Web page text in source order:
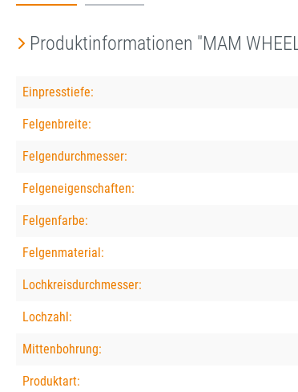
Produktinformationen "MAM
Einpresstiefe:
Felgenbreite:
Felgendurchmesser:
Felgeneigenschaften:
Felgenfarbe:
Felgenmaterial:
Lochkreisdurchmesser:
Lochzahl:
Mittenbohrung:
Produktart: